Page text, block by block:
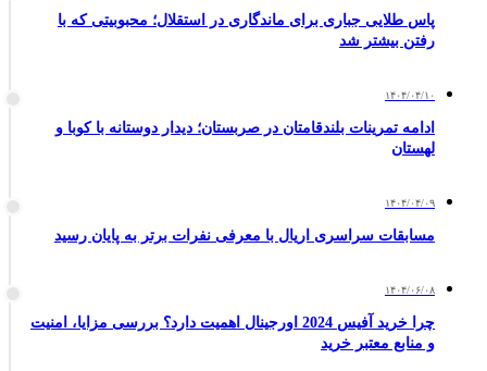
پاس طلایی جباری برای ماندگاری در استقلال؛ محبوبیتی که با
رفتن بیشتر شد
۱۴۰۴/۰۴/۱۰
ادامه تمرینات بلندقامتان در صربستان؛ دیدار دوستانه با کوبا و
لهستان
۱۴۰۴/۰۴/۰۹
مسابقات سراسری اریال با معرفی نفرات برتر به پایان رسید
۱۴۰۴/۰۶/۰۸
چرا خرید آفیس 2024 اورجینال اهمیت دارد؟ بررسی مزایا، امنیت
و منابع معتبر خرید